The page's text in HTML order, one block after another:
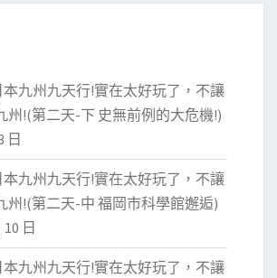
九州九天行!實在太好玩了，不讓
州!(第二天-下 史無前例的大危機!)
日
九州九天行!實在太好玩了，不讓
州!(第二天-中 福岡市科學館邂逅)
日
九州九天行!實在太好玩了，不讓